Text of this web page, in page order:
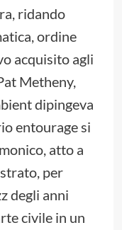
ridando
ordine
acquisito agli
Metheny,
dipingeva
entourage si
atto a
per
degli anni
civile in un